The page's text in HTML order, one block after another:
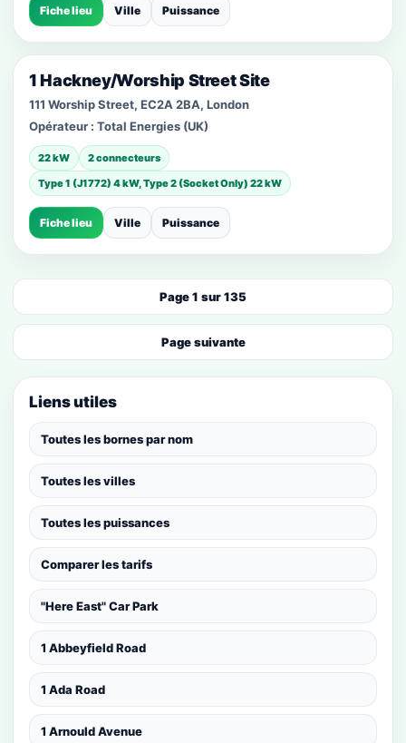
Fiche lieu Ville Puissance
1 Hackney/Worship Street Site
111 Worship Street, EC2A 2BA, London
Opérateur : Total Energies (UK)
22 kW
2 connecteurs
Type 1 (J1772) 4 kW, Type 2 (Socket Only) 22 kW
Fiche lieu Ville Puissance
Page 1 sur 135
Page suivante
Liens utiles
Toutes les bornes par nom
Toutes les villes
Toutes les puissances
Comparer les tarifs
"Here East" Car Park
1 Abbeyfield Road
1 Ada Road
1 Arnould Avenue